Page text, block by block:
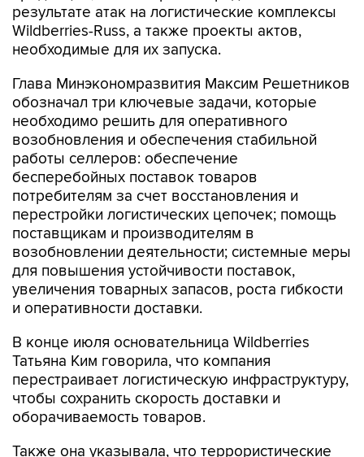
"Сейчас этот вопрос(поддержка пострадавших
- ИФ)обсуждается в рабочей группе в
правительстве. Я думаю, на следующей неделе
мы выйдем с предложением. Разные меры
обсуждаются. Когда будет окончательное
решение, тогда об этом будет объявлено. (...) В
том числе, обсуждаются отсрочки, рассрочки
по налогам", - сказал он.
Отвечая на вопрос, на какой период
потенциальные налоговые послабления могут
быть введены, Сазанов пояснил, что рабочая
группа также это рассматривает, необходимо
оценить размер ущерба и будущую
платежеспособность пострадавших.
Помимо мер для продавцов, обсуждаются и
меры поддержки для маркетплейса Wildberries,
добавил он, отказавшись раскрывать
конкретные обсуждаемые меры.
За последние несколько недель в результате
БПЛА-атак пострадал целый ряд
логистических объектов Wildberries-Russ в
разных регионах РФ.